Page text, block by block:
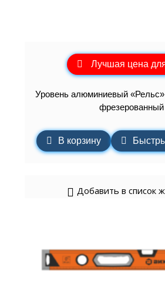
Лучшая цена
Уровень алюминиевый
фрезерованный
В корзину
Добавить в список